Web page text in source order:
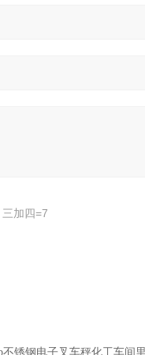
加四=7
不锈钢电子叉车秤化工车间